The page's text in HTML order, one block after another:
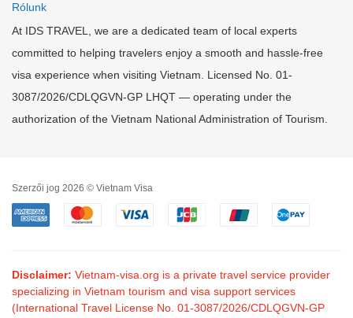
Rólunk
At IDS TRAVEL, we are a dedicated team of local experts
committed to helping travelers enjoy a smooth and hassle-free
visa experience when visiting Vietnam. Licensed No. 01-
3087/2026/CDLQGVN-GP LHQT — operating under the
authorization of the Vietnam National Administration of Tourism.
Szerzői jog 2026 © Vietnam Visa
Disclaimer: Vietnam-visa.org is a private travel service provider
specializing in Vietnam tourism and visa support services
(International Travel License No. 01-3087/2026/CDLQGVN-GP